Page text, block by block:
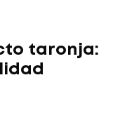
taronja: